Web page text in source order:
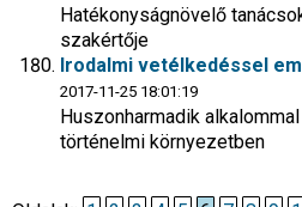
Hatékonyságnövelő
szakértője
Irodalmi vetélkedéssel
2017-11-25 18:01:19
Huszonharmadik
történelmi környezetben